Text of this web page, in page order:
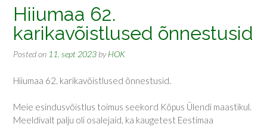
Hiiumaa 62.
karikavõistlused õnnestusid
Posted on 11. sept 2023 byHOK
Hiiumaa 62. karikavõistlused õnnestusid.
Meie esindusvõistlus toimus seekord Kõpus Ülendi maastikul.
Meeldivalt palju oli osalejaid, ka kaugetest Eestimaa